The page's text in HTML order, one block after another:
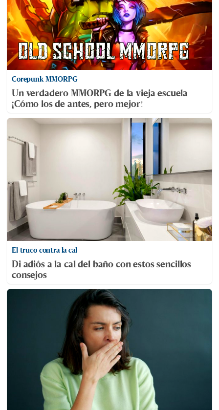
Corepunk MMORPG
Un verdadero MMORPG de la vieja escuela
¡Cómo los de antes, pero mejor!
El truco contra la cal
Di adiós a la cal del baño con estos sencillos
consejos